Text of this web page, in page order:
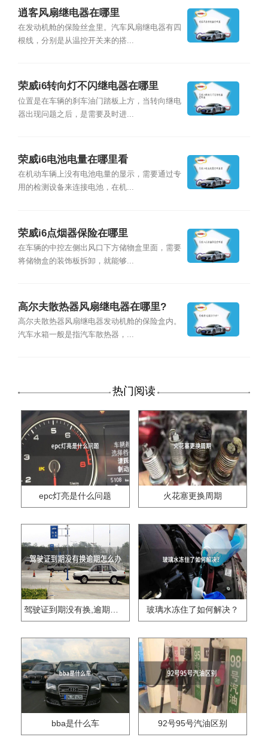
逍客风扇继电器在哪里
在发动机舱的保险丝盒里。汽车风扇继电器有四
根线，分别是从温控开关来的搭...
荣威i6转向灯不闪继电器在哪里
位置是在车辆的刹车油门踏板上方，当转向继电
器出现问题之后，是需要及时进...
荣威i6电池电量在哪里看
在机动车辆上没有电池电量的显示，需要通过专
用的检测设备来连接电池，在机...
荣威i6点烟器保险在哪里
在车辆的中控左侧出风口下方储物盒里面，需要
将储物盒的装饰板拆卸，就能够...
高尔夫散热器风扇继电器在哪里?
高尔夫散热器风扇继电器发动机舱的保险盒内。
汽车水箱一般是指汽车散热器，...
热门阅读
epc灯亮是什么问题 火花塞更换周期
驾驶证到期没有换,逾期怎么办?? 玻璃水冻住了如何解决？
bba是什么车 92号95号汽油区别